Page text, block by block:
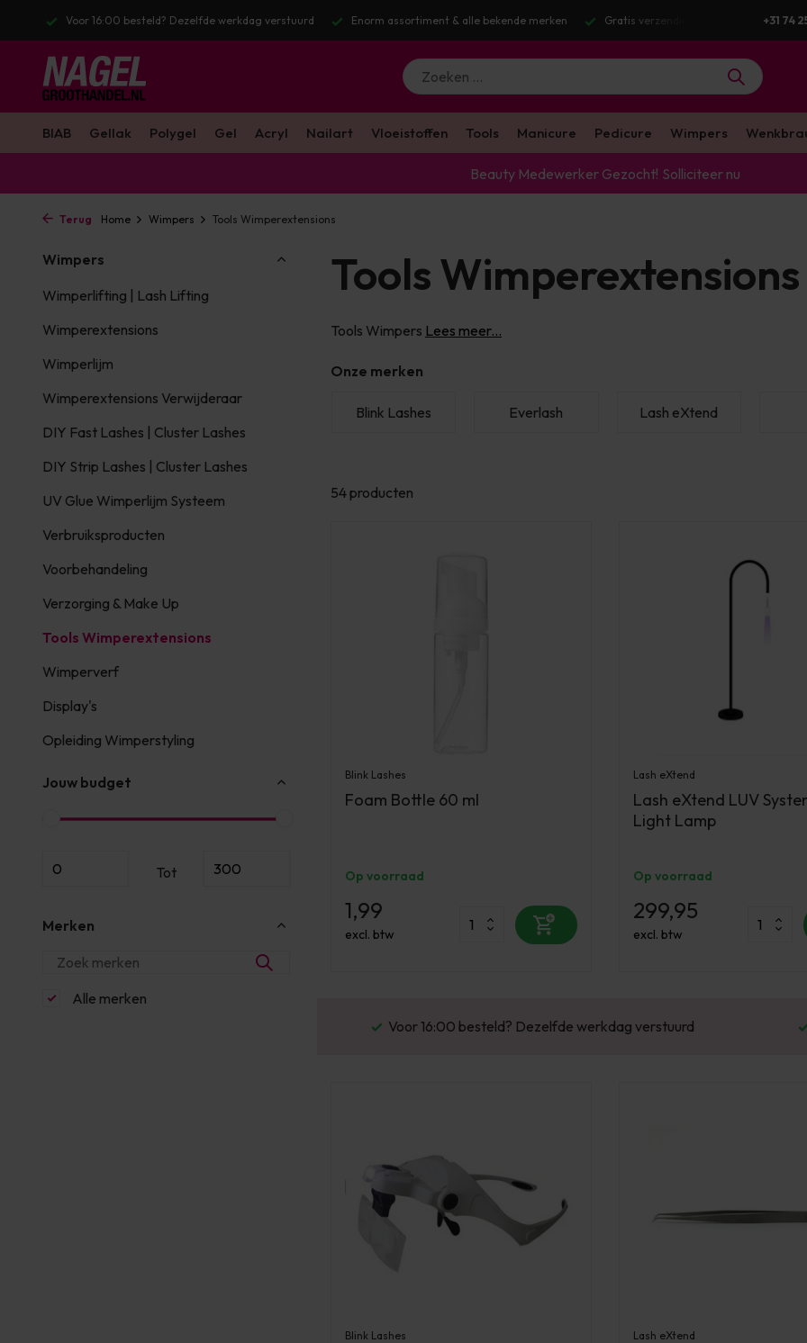
Enorm assortiment & alle bekende merken Gratis verzending v.a. €100 excl. BTW Voor 16:00 besteld? Dezelfde werkdag verstuurd
+31 74
BIAB Gellak Polygel Gel Acryl Nailart Vloeistoffen Tools Manicure Pedicure Wimpers
Beauty Medewerker Gezocht! Solliciteer nu
Terug Home Wimpers Tools Wimperextensions
Wimpers
Wimperlifting | Lash Lifting
Wimperextensions
Wimperlijm
Wimperextensions Verwijderaar
DIY Fast Lashes | Cluster Lashes
DIY Strip Lashes | Cluster Lashes
UV Glue Wimperlijm Systeem
Verbruiksproducten
Voorbehandeling
Verzorging & Make Up
Tools Wimperextensions
Wimperverf
Display's
Opleiding Wimperstyling
Jouw budget
Tot
Merken
Alle merken
Tools Wimperextensions
Tools Wimpers Lees meer...
Onze merken
Blink Lashes Everlash Lash eXtend
54 producten
Blink Lashes
Foam Bottle 60 ml
Op voorraad
1,99
excl. btw
Lash eXtend
Lash eXtend LUV
Light Lamp
Op voorraad
299,95
excl. btw
Enorm assortiment & alle bekende merken
Blink Lashes Lash eXtend